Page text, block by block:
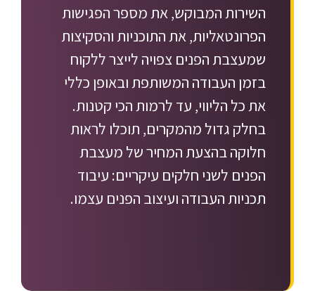
השירות המבוקש, את מספר הפגישות
הפרונטאליות, את התוכניות והסקיצות
שמעצבת הפנים צפויה לייצר ללקוח
בזמן העבודה המשותפת ובאופן כללי
את כל הליווי, עד לרמות הכי קטנות.
בחלק גדול מהמקרים, תוכלו לראות
חלוקה בהצעת המחיר של מעצבת
הפנים לשני חלקים עיקריים: עיבוד
תכניות העבודה ועיצוב הפנים עצמו.